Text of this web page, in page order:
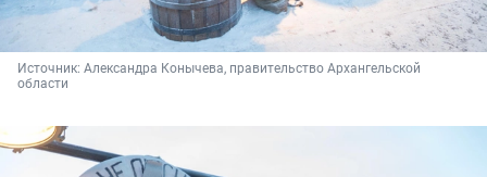
Источник: Александра Конычева, правительство Архангельской
области